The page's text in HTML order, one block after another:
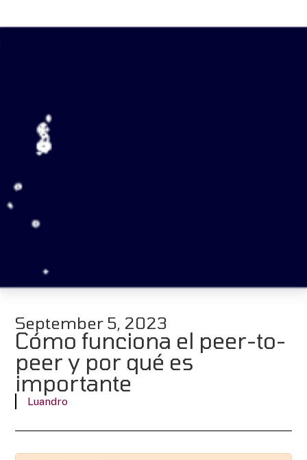
September 5, 2023
Cómo funciona el peer-to-
peer y por qué es
importante
Luandro